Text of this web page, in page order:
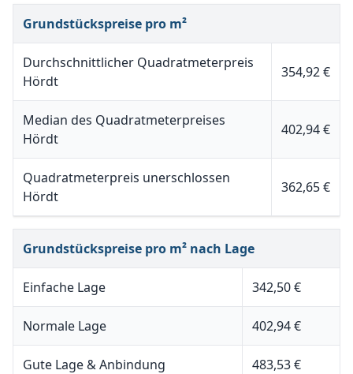
Grundstückspreise pro m²
Durchschnittlicher Quadratmeterpreis
Hördt
354,92 €
Median des Quadratmeterpreises
Hördt
402,94 €
Quadratmeterpreis unerschlossen
Hördt
362,65 €
Grundstückspreise pro m² nach Lage
Einfache Lage 342,50 €
Normale Lage 402,94 €
Gute Lage & Anbindung 483,53 €